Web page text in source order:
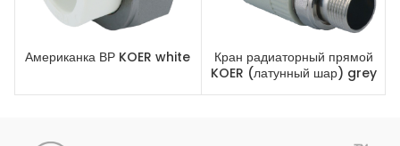
Американка ВР KOER white
Кран радиаторный прямой
KOER (латунный шар) grey